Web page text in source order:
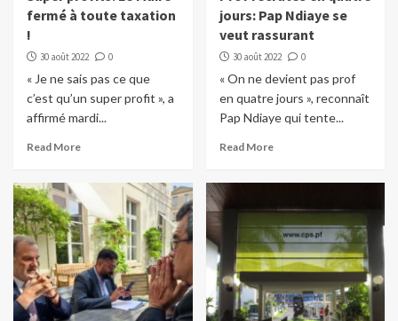
fermé à toute taxation
!
30 août 2022 0
« Je ne sais pas ce que
c’est qu’un super profit », a
affirmé mardi...
Read More
jours: Pap Ndiaye se
veut rassurant
30 août 2022 0
« On ne devient pas prof
en quatre jours », reconnaît
Pap Ndiaye qui tente...
Read More